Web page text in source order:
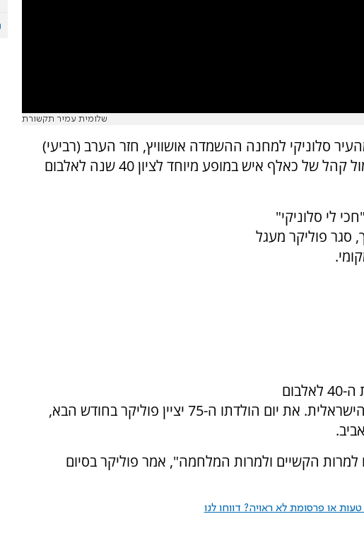
שלומית עמיר תקשורת
סלוניקי למחנה ההשמדה אושוויץ, חזר הערב (רביעי)
המוזיקאי יהודה פוליקר למקום והופיע מול קהל של כאלף איש במופע מיוחד לציון 40 שנה לאלבום
לי סלוניקי"
סגר פוליקר מעגל
המופע בסלוניקי התקיים כחלק מחגיגות ה-40 לאלבום
הבכורה שלו, שהפך לאבן דרך במוזיקה הישראלית. את יום הולדתו ה-75 יציין פוליקר בחודש הבא,
הקשיים ולמרות המלחמה", אמר פוליקר בסיום
או פרסומת לא ראויה? דווחו לנו